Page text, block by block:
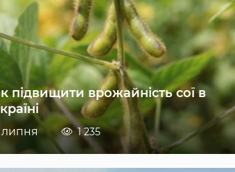
підвищити врожайність сої в
липня 1 235